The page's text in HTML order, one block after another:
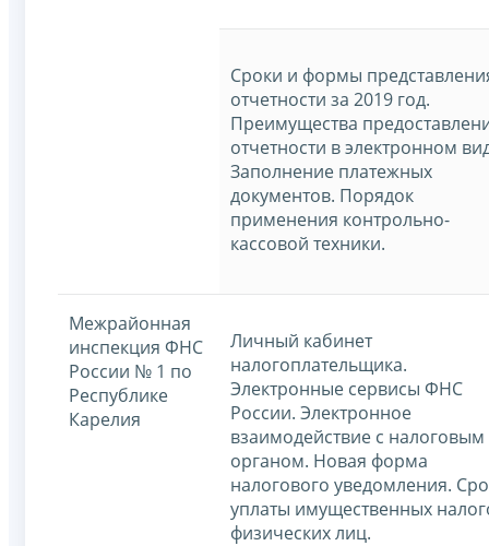
Сроки и формы
отчетности за 2019 год.
Преимущества
отчетности в электронном
Заполнение платежных
документов. Порядок
применения контрольно-
кассовой техники.
Межрайонная
инспекция ФНС
России № 1 по
Республике
Карелия
Личный кабинет
налогоплательщика.
Электронные сервисы ФНС
России. Электронное
взаимодействие с налоговым
органом. Новая форма
налогового уведомления.
уплаты имущественных
физических лиц.